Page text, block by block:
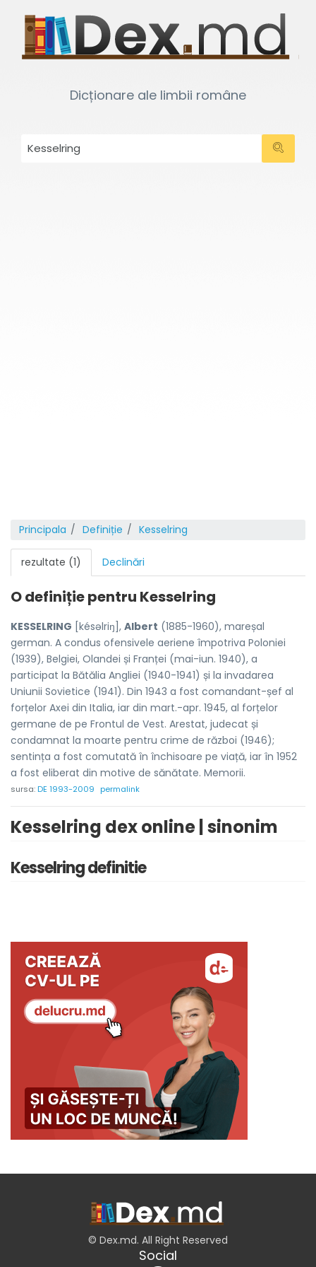
Dicționare ale limbii române
Principala Definiție Kesselring
rezultate (1) Declinări
O definiție pentru Kesselring
KESSELRING [késəlriŋ], Albert (1885-1960), mareșal
german. A condus ofensivele aeriene împotriva Poloniei
(1939), Belgiei, Olandei și Franței (mai-iun. 1940), a
participat la Bătălia Angliei (1940-1941) și la invadarea
Uniunii Sovietice (1941). Din 1943 a fost comandant-șef al
forțelor Axei din Italia, iar din mart.-apr. 1945, al forțelor
germane de pe Frontul de Vest. Arestat, judecat și
condamnat la moarte pentru crime de război (1946);
sentința a fost comutată în închisoare pe viață, iar în 1952
a fost eliberat din motive de sănătate. Memorii.
sursa:DE 1993-2009 permalink
Kesselring dex online | sinonim
Kesselring definitie
© Dex.md. All Right Reserved
Social